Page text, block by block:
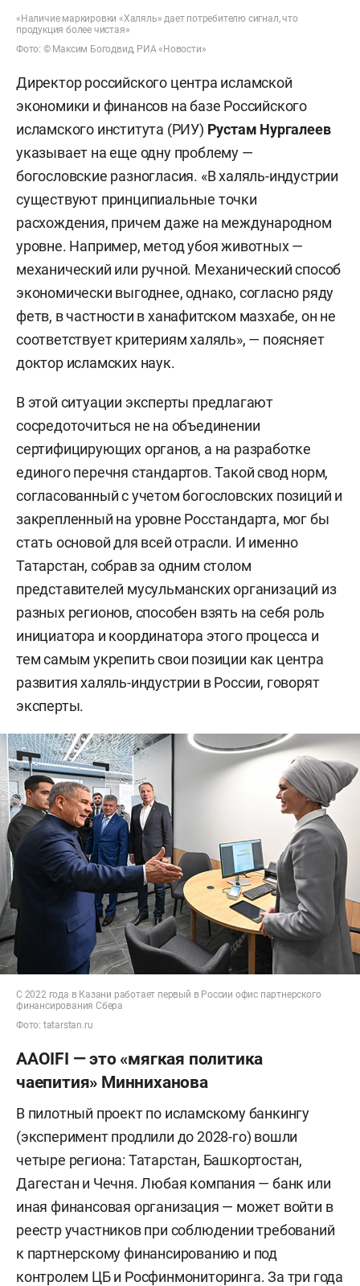
«Наличие маркировки «Халяль» дает потребителю сигнал, что
продукция более чистая»
Фото: © Максим Богодвид, РИА «Новости»
Директор российского центра исламской
экономики и финансов на базе Российского
исламского института (РИУ) Рустам Нургалеев
указывает на еще одну проблему —
богословские разногласия. «В халяль-индустрии
существуют принципиальные точки
расхождения, причем даже на международном
уровне. Например, метод убоя животных —
механический или ручной. Механический способ
экономически выгоднее, однако, согласно ряду
фетв, в частности в ханафитском мазхабе, он не
соответствует критериям халяль», — поясняет
доктор исламских наук.
В этой ситуации эксперты предлагают
сосредоточиться не на объединении
сертифицирующих органов, а на разработке
единого перечня стандартов. Такой свод норм,
согласованный с учетом богословских позиций и
закрепленный на уровне Росстандарта, мог бы
стать основой для всей отрасли. И именно
Татарстан, собрав за одним столом
представителей мусульманских организаций из
разных регионов, способен взять на себя роль
инициатора и координатора этого процесса и
тем самым укрепить свои позиции как центра
развития халяль-индустрии в России, говорят
эксперты.
С 2022 года в Казани работает первый в России офис партнерского
финансирования Сбера
Фото: tatarstan.ru
AAOIFI — это «мягкая политика
чаепития» Минниханова
В пилотный проект по исламскому банкингу
(эксперимент продлили до 2028-го) вошли
четыре региона: Татарстан, Башкортостан,
Дагестан и Чечня. Любая компания — банк или
иная финансовая организация — может войти в
реестр участников при соблюдении требований
к партнерскому финансированию и под
контролем ЦБ и Росфинмониторинга. За три года